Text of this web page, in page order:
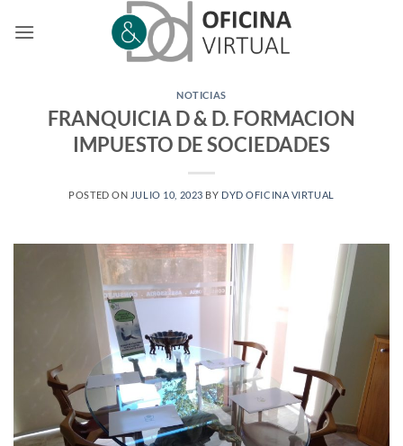
NOTICIAS
FRANQUICIA D & D. FORMACION
IMPUESTO DE SOCIEDADES
POSTED ON JULIO 10, 2023 BY DYD OFICINA VIRTUAL